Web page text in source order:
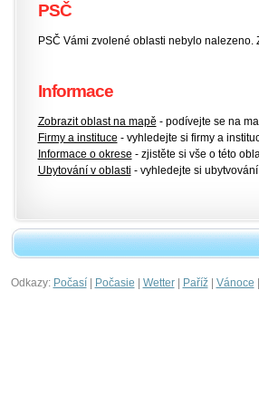
PSČ
PSČ Vámi zvolené oblasti nebylo
Informace
Zobrazit oblast na mapě - podívejte se na
Firmy a instituce - vyhledejte si firmy a
Informace o okrese - zjistěte si vše o této
Ubytování v oblasti - vyhledejte si
Odkazy: Počasí| Počasie | Wetter| Paříž| Vánoce |